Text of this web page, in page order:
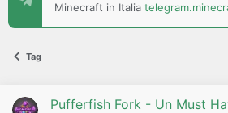
Minecraft in Italia
Tag
Pufferfish Fork - Un Must